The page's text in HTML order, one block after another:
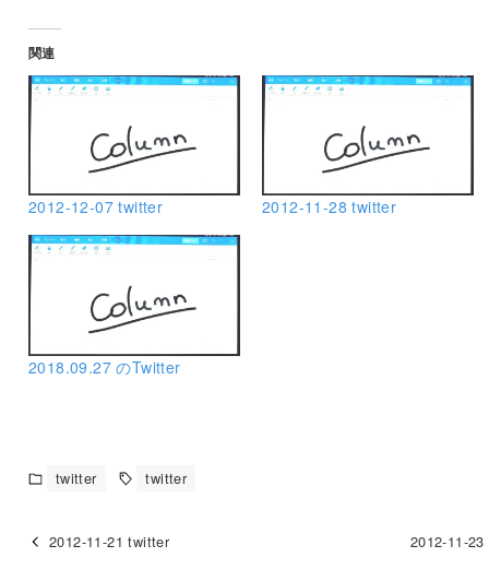
関連
2012-12-07 twitter 2012-11-28 twitter
2018.09.27 のTwitter
twitter twitter
2012-11-21 twitter 2012-11-